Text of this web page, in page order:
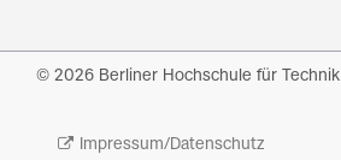
© 2026 Berliner Hochschule für Technik
Impressum/Datenschutz